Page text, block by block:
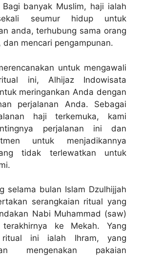
banyak Muslim, haji ialah
seumur hidup untuk
anda, terhubung sama orang
dan mencari pengampunan.
untuk mengawali
ini, Alhijaz Indowisata
meringankan Anda dengan
perjalanan Anda. Sebagai
haji terkemuka, kami
perjalanan ini dan
untuk menjadikannya
tidak terlewatkan untuk
selama bulan Islam Dzulhijjah
serangkaian ritual yang
Nabi Muhammad (saw)
ke Mekah. Yang
ini ialah Ihram, yang
mengenakan pakaian